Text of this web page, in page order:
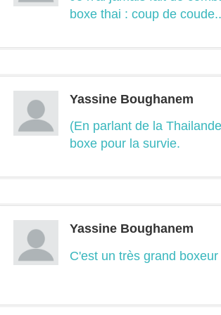
boxe thai : coup de
Yassine Boughanem
(En parlant de la
boxe pour la survie.
Yassine Boughanem
C'est un très grand